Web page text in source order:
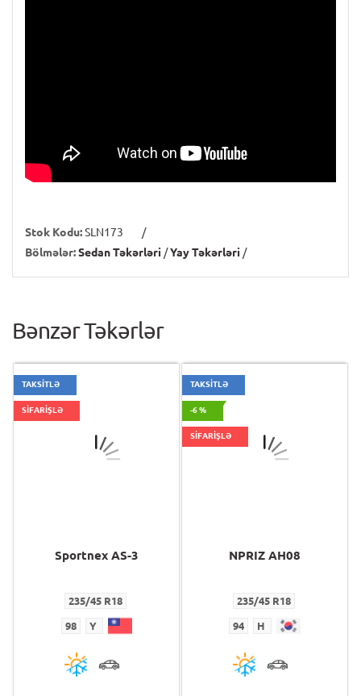
Stok Kodu:SLN173
/
Bölmələr:Sedan Təkərləri /Yay Təkərləri /
Bənzər Təkərlər
TAKSİTLƏ
SİFARİŞLƏ
Sportnex AS-3
235/45 R18
98 Y
TAKSİTLƏ
-6 %
SİFARİŞLƏ
NPRIZ AH08
235/45 R18
94 H